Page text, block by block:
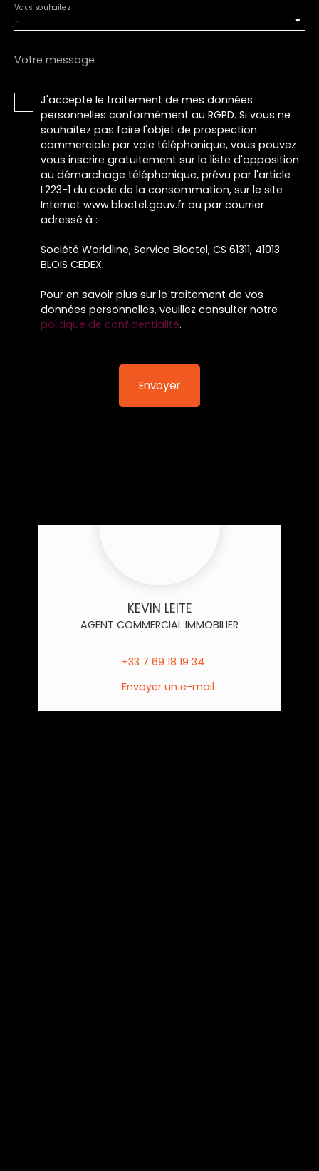
-
Vous souhaitez
Votre message
J'accepte le traitement de mes données
personnelles conformément au RGPD. Si vous ne
souhaitez pas faire l'objet de prospection
commerciale par voie téléphonique, vous pouvez
vous inscrire gratuitement sur la liste d'opposition
au démarchage téléphonique, prévu par l'article
L223-1 du code de la consommation, sur le site
Internet www.bloctel.gouv.fr ou par courrier
adressé à :
Société Worldline, Service Bloctel, CS 61311, 41013
BLOIS CEDEX.
Pour en savoir plus sur le traitement de vos
données personnelles, veuillez consulter notre
politique de confidentialité.
Envoyer
KEVIN LEITE
AGENT COMMERCIAL IMMOBILIER
+33 7 69 18 19 34
Envoyer un e-mail